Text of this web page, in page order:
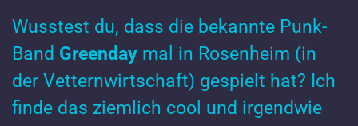
Wusstest du, dass die bekannte Punk-
Band Greendaymal in Rosenheim (in
der Vetternwirtschaft) gespielt hat? Ich
finde das ziemlich cool und irgendwie